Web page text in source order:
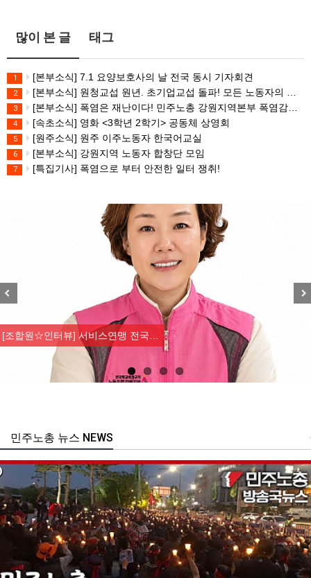
많이 본 글 태그
1 [본부소식] 7.1 요양보호사의 날 전국 동시 기자회견
2 [본부소식] 원청교섭 원년. 초기업교섭 돌파! 모든 노동자의 노동기본권 쟁취! 민주노총 7.15 총파업대회
3 [본부소식] 폭염은 재난이다! 민주노총 강원지역본부 폭염감시단 선포 기자회견
4 [속초소식] 영화 <3학년 2학기> 공동체 상영회
5 [원주소식] 원주 이주노동자 한국어교실
6 [본부소식] 강원지역 노동자 합창단 모임
7 [특집기사] 폭염으로 부터 안전한 일터 쟁취!
[조합원☆인터뷰] 서비스연맹 전국…
주노총 뉴스 NEWS